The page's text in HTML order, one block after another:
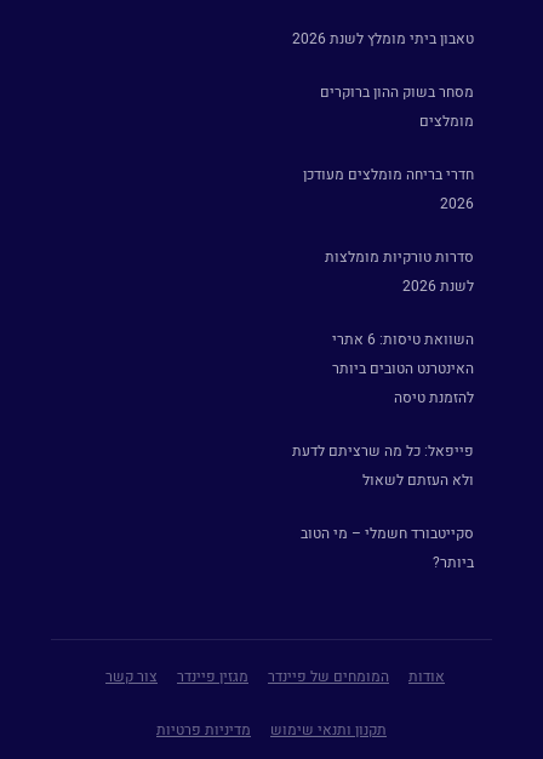
טאבון ביתי מומלץ לשנת 2026
מסחר בשוק ההון ברוקרים
מומלצים
חדרי בריחה מומלצים מעודכן
2026
סדרות טורקיות מומלצות
לשנת 2026
השוואת טיסות: 6 אתרי
האינטרנט הטובים ביותר
להזמנת טיסה
פייפאל: כל מה שרציתם לדעת
ולא העזתם לשאול
סקייטבורד חשמלי – מי הטוב
ביותר?
אודות המומחים של פיינדר מגזין פיינדר צור קשר
תקנון ותנאי שימוש מדיניות פרטיות